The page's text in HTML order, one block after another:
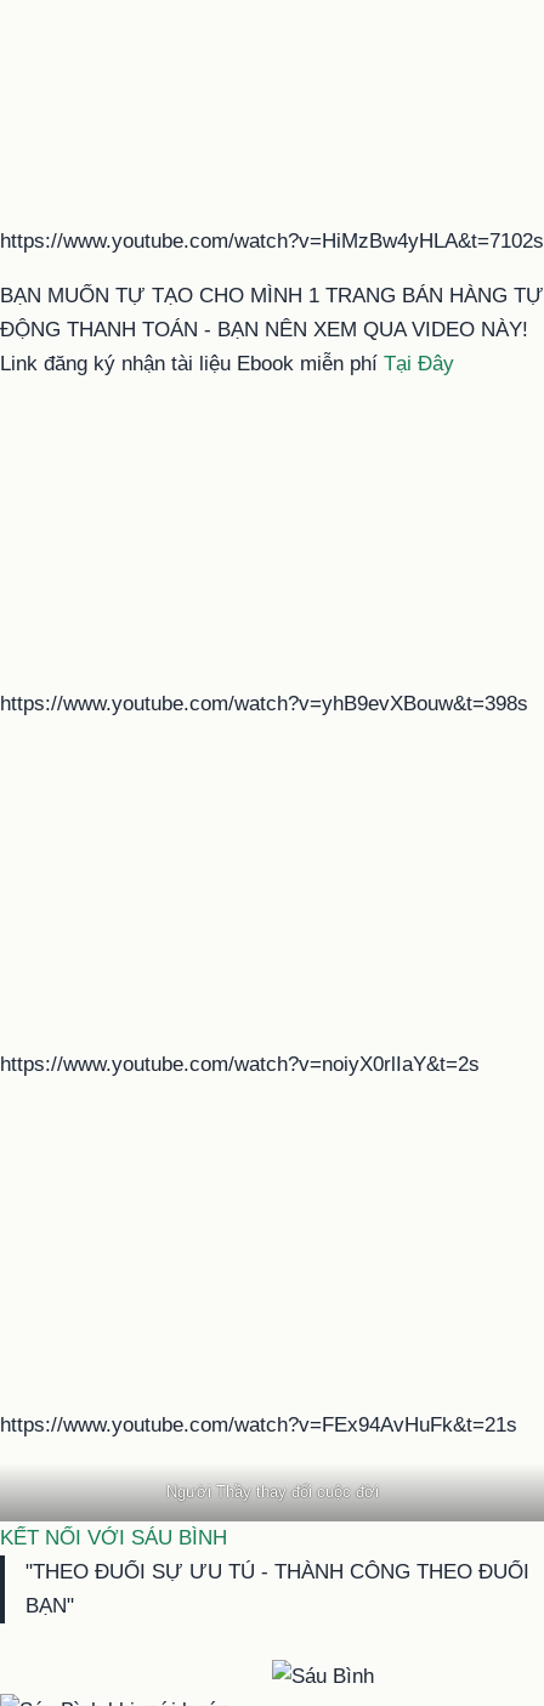
https://www.youtube.com/watch?v=HiMzBw4yHLA&t=7102s
BẠN MUỐN TỰ TẠO CHO MÌNH 1 TRANG BÁN HÀNG TỰ
ĐỘNG THANH TOÁN - BẠN NÊN XEM QUA VIDEO NÀY!
Link đăng ký nhận tài liệu Ebook miễn phí Tại Đây
https://www.youtube.com/watch?v=yhB9evXBouw&t=398s
https://www.youtube.com/watch?v=noiyX0rlIaY&t=2s
https://www.youtube.com/watch?v=FEx94AvHuFk&t=21s
Người Thầy thay đổi cuộc đời
KẾT NỐI VỚI SÁU BÌNH
"THEO ĐUỔI SỰ ƯU TÚ - THÀNH CÔNG THEO ĐUỔI
BẠN"